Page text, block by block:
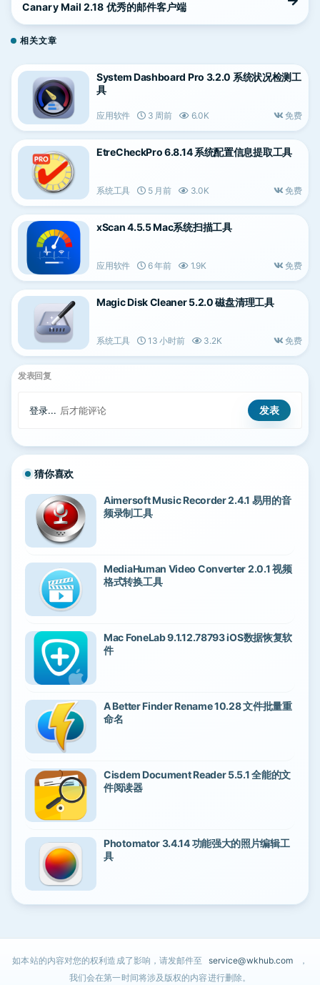
Canary Mail 2.18 优秀的邮件客户端
相关文章
System Dashboard Pro 3.2.0 系统状况检测工
具
应用软件 3 周前 6.0K 免费
EtreCheckPro 6.8.14 系统配置信息提取工具
系统工具 5 月前 3.0K 免费
xScan 4.5.5 Mac系统扫描工具
应用软件 6 年前 1.9K 免费
Magic Disk Cleaner 5.2.0 磁盘清理工具
系统工具 13 小时前 3.2K 免费
发表回复
登录... 后才能评论
猜你喜欢
Aimersoft Music Recorder 2.4.1 易用的音
频录制工具
MediaHuman Video Converter 2.0.1 视频
格式转换工具
Mac FoneLab 9.1.12.78793 iOS数据恢复软
件
A Better Finder Rename 10.28 文件批量重
命名
Cisdem Document Reader 5.5.1 全能的文
件阅读器
Photomator 3.4.14 功能强大的照片编辑工
具
如本站的内容对您的权利造成了影响，请发邮件至 service@wkhub.com
，
我们会在第一时间将涉及版权的内容进行删除。